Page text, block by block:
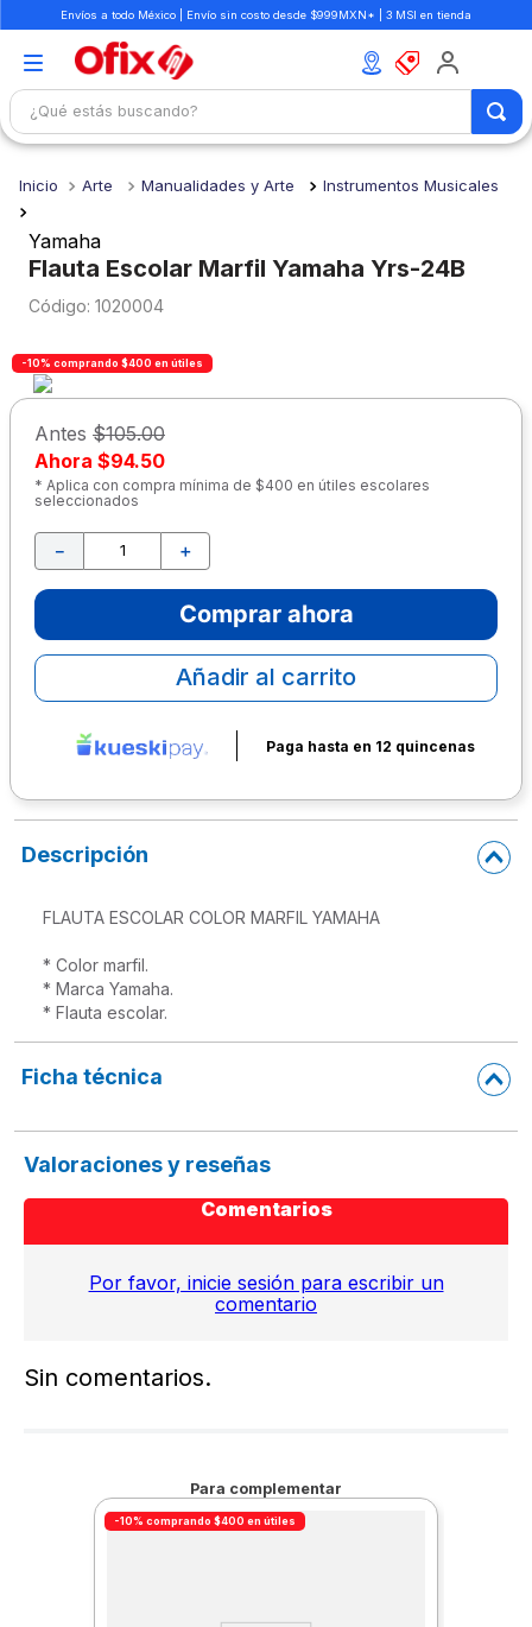
Envíos a todo México | Envío sin costo desde $999MXN* | 3 MSI en tienda
¿Qué estás buscando?
Arte Manualidades y Arte Instrumentos Musicales
Yamaha
Flauta Escolar Marfil Yamaha Yrs-24B
: 1020004
-10% comprando $400 en útiles
Antes $105.00
Ahora $94.50
* Aplica con compra mínima de $400 en útiles escolares
seleccionados
＋
－
Comprar ahora
Añadir al carrito
Paga hasta en 12 quincenas
Descripción
FLAUTA ESCOLAR COLOR MARFIL YAMAHA
* Color marfil.
* Marca Yamaha.
* Flauta escolar.
Ficha técnica
Valoraciones y reseñas
Comentarios
Por favor, inicie sesión para escribir un
comentario
Sin comentarios.
Para complementar
-10% comprando $400 en útiles
1.
mochilas
2.
libretas
3.
cuaderno
4 .
cuadernos
5.
colores
6.
boligrafo
7.
escritorio
8
sacapuntas
9.
lapiz
10. escolar